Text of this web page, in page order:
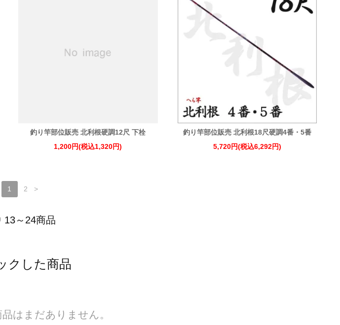
釣り竿部位販売 北利根硬調12尺 下栓
1,200円(税込1,320円)
釣り竿部位販売 北利根18尺硬調4番・5番
5,720円(税込6,292円)
1 2 >
13～24商品
クした商品
はまだありません。